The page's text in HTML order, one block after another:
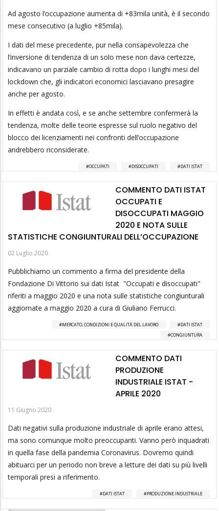
Ad agosto l’occupazione aumenta di +83mila unità, è il secondo
mese consecutivo (a luglio +85mila).
I dati del mese precedente, pur nella consapevolezza che
l’inversione di tendenza di un solo mese non dava certezze,
indicavano un parziale cambio di rotta dopo i lunghi mesi del
lockdown che, gli indicatori economici lasciavano presagire
anche per agosto.
In effetti è andata così, e se anche settembre confermerà la
tendenza, molte delle teorie espresse sul ruolo negativo del
blocco dei licenziamenti nei confronti dell’occupazione
andrebbero riconsiderate.
OCCUPATI DISOCCUPATI DATI ISTAT
COMMENTO DATI ISTAT
OCCUPATI E
DISOCCUPATI MAGGIO
2020 E NOTA SULLE
STATISTICHE CONGIUNTURALI DELL’OCCUPAZIONE
02 Luglio 2020
Pubblichiamo un commento a firma del presidente della
Fondazione Di Vittorio sui dati Istat "Occupati e disoccupati"
riferiti a maggio 2020 e una nota sulle statistiche congiunturali
aggiornate a maggio 2020 a cura di Giuliano Ferrucci.
MERCATO, CONDIZIONI E QUALITÀ DEL LAVORO
DATI ISTAT
CONGIUNTURA
COMMENTO DATI
PRODUZIONE
INDUSTRIALE ISTAT -
APRILE 2020
11 Giugno 2020
Dati negativi sulla produzione industriale di aprile erano attesi,
ma sono comunque molto preoccupanti. Vanno però inquadrati
in quella fase della pandemia Coronavirus. Dovremo quindi
abituarci per un periodo non breve a letture dei dati su più livelli
temporali presi a riferimento.
DATI ISTAT PRODUZIONE INDUSTRIALE